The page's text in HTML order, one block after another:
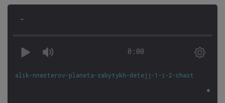
-
0:00
alik-nnesterov-planeta-zabytykh-detejj-1-i-2-chast